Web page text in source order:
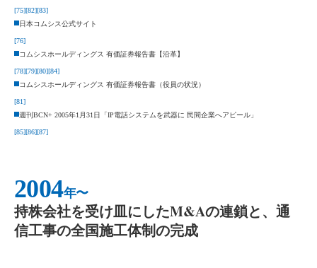
[75][82][83]
日本コムシス公式サイト
[76]
コムシスホールディングス 有価証券報告書【沿革】
[78][79][80][84]
コムシスホールディングス 有価証券報告書（役員の状況）
[81]
週刊BCN+ 2005年1月31日「IP電話システムを武器に 民間企業へアピール」
[85][86][87]
2004年〜
持株会社を受け皿にしたM&Aの連鎖と、通
信工事の全国施工体制の完成